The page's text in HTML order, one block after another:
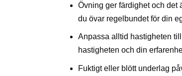
Övning ger färdighet och det
du övar regelbundet för din
Anpassa alltid hastigheten
hastigheten och din
Fuktigt eller blött underlag